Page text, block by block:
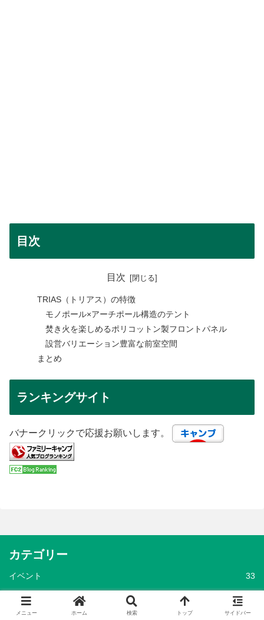
目次
目次
TRIAS（トリアス）の特徴
モノポール×アーチポール構造のテント
焚き火を楽しめるポリコットン製フロントパネル
設営バリエーション豊富な前室空間
まとめ
ランキングサイト
バナークリックで応援お願いします。
カテゴリー
イベント 33
カーライフ
メニュー ホーム 検索 トップ サイドバー